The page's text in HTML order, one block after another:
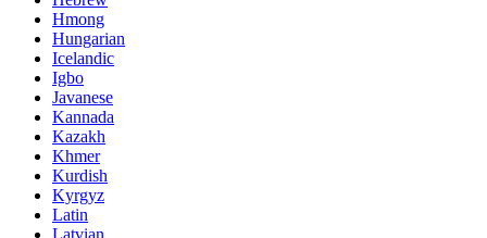
Hmong
Hungarian
Icelandic
Igbo
Javanese
Kannada
Kazakh
Khmer
Kurdish
Kyrgyz
Latin
Latvian